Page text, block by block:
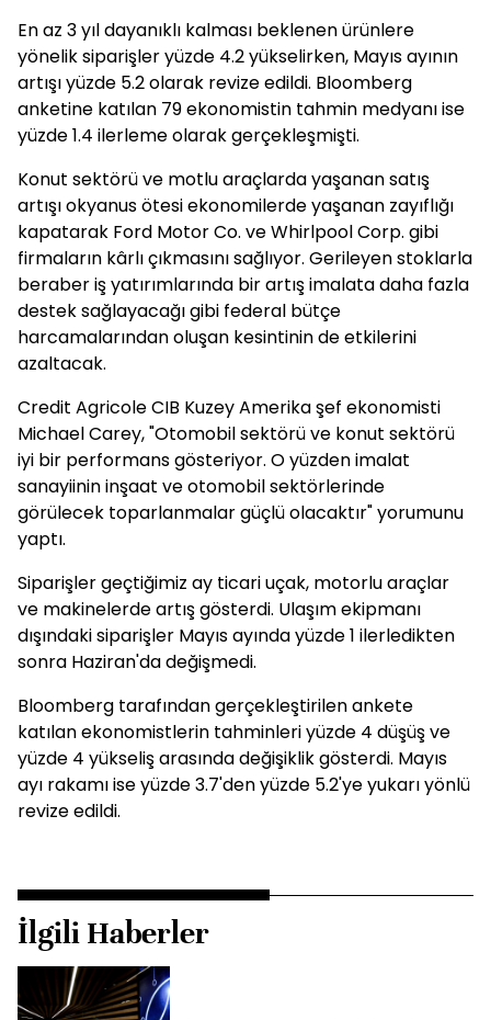
En az 3 yıl dayanıklı kalması beklenen ürünlere
yönelik siparişler yüzde 4.2 yükselirken, Mayıs ayının
artışı yüzde 5.2 olarak revize edildi. Bloomberg
anketine katılan 79 ekonomistin tahmin medyanı ise
yüzde 1.4 ilerleme olarak gerçekleşmişti.
Konut sektörü ve motlu araçlarda yaşanan satış
artışı okyanus ötesi ekonomilerde yaşanan zayıflığı
kapatarak Ford Motor Co. ve Whirlpool Corp. gibi
firmaların kârlı çıkmasını sağlıyor. Gerileyen stoklarla
beraber iş yatırımlarında bir artış imalata daha fazla
destek sağlayacağı gibi federal bütçe
harcamalarından oluşan kesintinin de etkilerini
azaltacak.
Credit Agricole CIB Kuzey Amerika şef ekonomisti
Michael Carey, "Otomobil sektörü ve konut sektörü
iyi bir performans gösteriyor. O yüzden imalat
sanayiinin inşaat ve otomobil sektörlerinde
görülecek toparlanmalar güçlü olacaktır" yorumunu
yaptı.
Siparişler geçtiğimiz ay ticari uçak, motorlu araçlar
ve makinelerde artış gösterdi. Ulaşım ekipmanı
dışındaki siparişler Mayıs ayında yüzde 1 ilerledikten
sonra Haziran'da değişmedi.
Bloomberg tarafından gerçekleştirilen ankete
katılan ekonomistlerin tahminleri yüzde 4 düşüş ve
yüzde 4 yükseliş arasında değişiklik gösterdi. Mayıs
ayı rakamı ise yüzde 3.7'den yüzde 5.2'ye yukarı yönlü
revize edildi.
İlgili Haberler